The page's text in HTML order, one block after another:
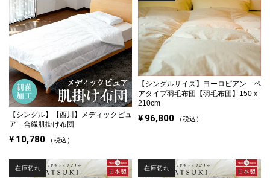
【シングル】
【西川】メディックピュ
ア 合繊肌掛け布団
¥ 10,780 税込
【シングルサイズ】 ヨーロピアン ペ
アタイプ羽毛布団【羽毛布団】150 x
210cm
¥ 96,800 税込
在庫切れ 在庫切れ